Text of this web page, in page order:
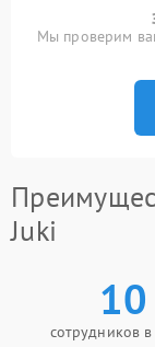
Мы проверим
Juki
10
сотрудников